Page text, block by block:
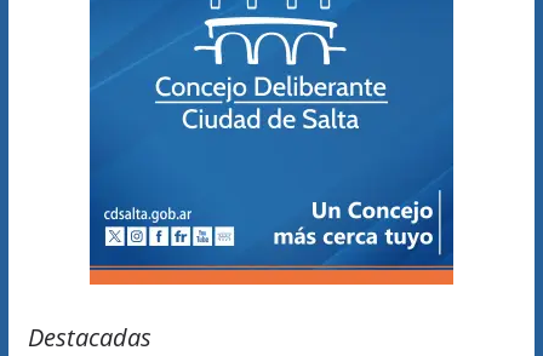
Destacadas